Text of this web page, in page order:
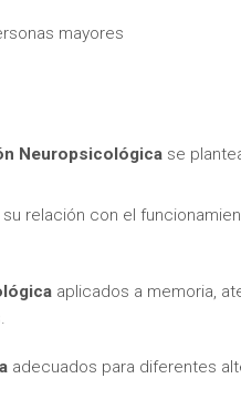
mayores
Neuropsicológicase
su relación con el
aplicados a memoria,
adecuados para diferentes